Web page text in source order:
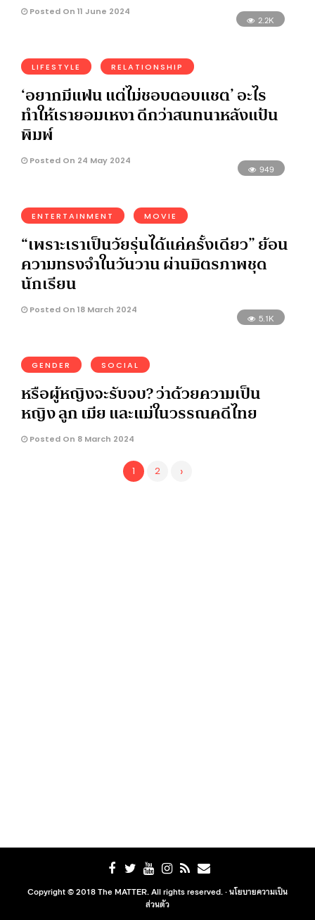
Posted On 11 June 2024
2.2K
LIFESTYLE RELATIONSHIP
‘อยากมีแฟน แต่ไม่ชอบตอบแชต’ อะไร
ทำให้เรายอมเหงา ดีกว่าสนทนาหลังแป้น
พิมพ์
Posted On 24 May 2024
949
ENTERTAINMENT MOVIE
“เพราะเราเป็นวัยรุ่นได้แค่ครั้งเดียว” ย้อน
ความทรงจำในวันวาน ผ่านมิตรภาพชุด
นักเรียน
Posted On 18 March 2024
5.1K
GENDER SOCIAL
หรือผู้หญิงจะรับจบ? ว่าด้วยความเป็น
หญิง ลูก เมีย และแม่ในวรรณคดีไทย
Posted On 8 March 2024
1 2 ›
Copyright © 2018 The MATTER. All rights reserved. ·นโยบายความเป็น
ส่วนตัว